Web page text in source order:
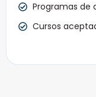
Programas de
Cursos